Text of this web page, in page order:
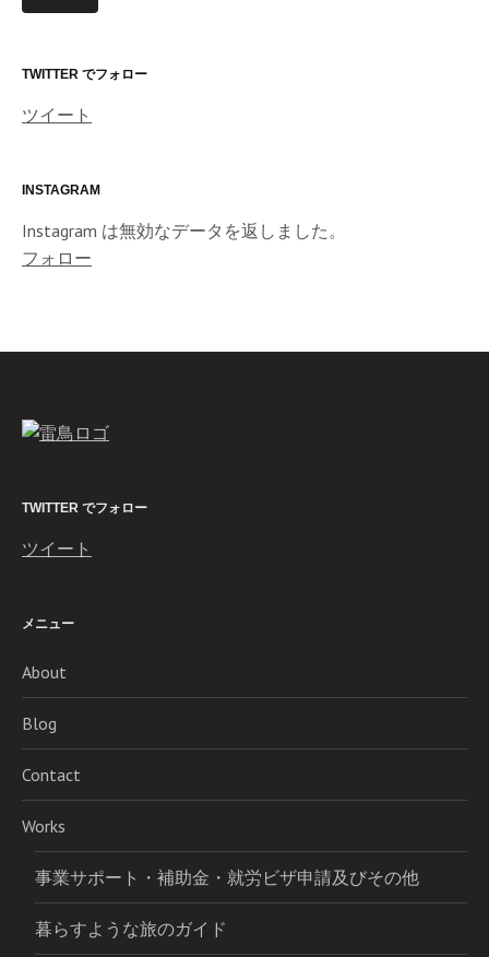
ド
ス
TWITTER でフォロー
ツイート
INSTAGRAM
Instagram は無効なデータを返しました。
フォロー
TWITTER でフォロー
ツイート
メニュー
About
Blog
Contact
Works
事業サポート・補助金・就労ビザ申請及びその他
暮らすような旅のガイド